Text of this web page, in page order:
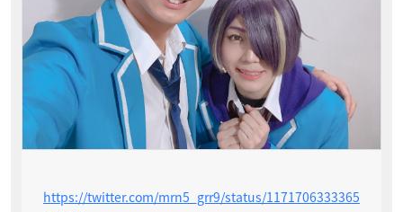
https://twitter.com/mrn5_grr9/status/1171706333365